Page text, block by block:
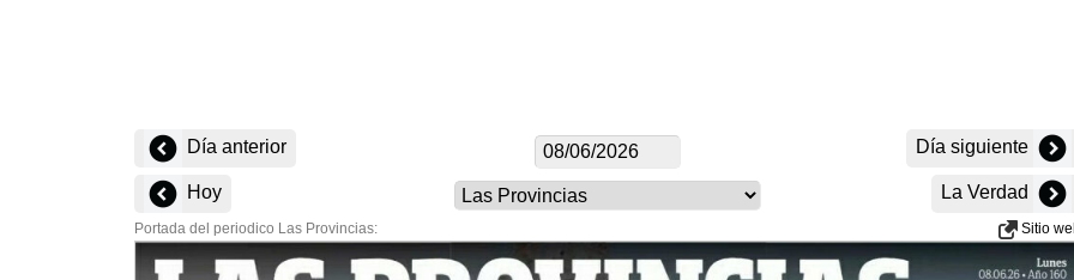
Día anterior Día siguiente
Hoy La Verdad
Portada del periodico Las Provincias: Sitio